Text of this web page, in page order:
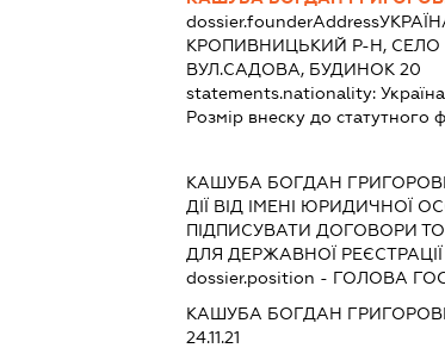
dossier.founderAddress
КРОПИВНИЦЬКИЙ Р-Н, СЕЛО
ВУЛ.САДОВА, БУДИНОК 20
statements.nationality:Україна
Розмір внеску до статутного
КАШУБА БОГДАН
ДІЇ ВІД ІМЕНІ ЮРИДИЧНОЇ
ПІДПИСУВАТИ ДОГОВОРИ
ДЛЯ ДЕРЖАВНОЇ
dossier.position - ГОЛОВА
КАШУБА БОГДАН
24.11.21